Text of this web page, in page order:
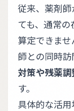
従来、薬剤
ても、通常
算定できま
師との同時
対策や残薬
す。
具体的な活用